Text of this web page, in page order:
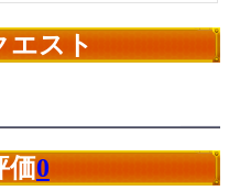
エスト
価0